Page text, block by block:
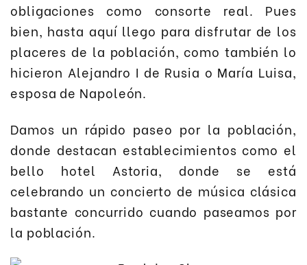
obligaciones como consorte real. Pues
bien, hasta aquí llego para disfrutar de los
placeres de la población, como también lo
hicieron Alejandro I de Rusia o María Luisa,
esposa de Napoleón.
Damos un rápido paseo por la población,
donde destacan establecimientos como el
bello hotel Astoria, donde se está
celebrando un concierto de música clásica
bastante concurrido cuando paseamos por
la población.